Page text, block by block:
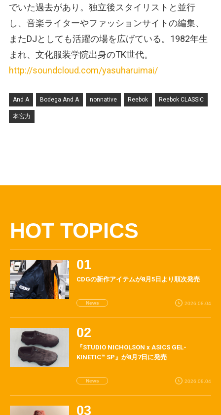
でいた過去があり。独立後スタイリストと並行
し、音楽ライターやファッションサイトの編集、
またDJとしても活躍の場を広げている。1982年生
まれ、文化服装学院出身のTK世代。
http://soundcloud.com/yasuharuimai/
And A Bodega And A nonnative Reebok Reebok CLASSIC
本宮力
HOT TOPICS
CDGの新作アイテムが8月5日より順次発売
News 2026.08.04
『STUDIO NICHOLSON x ASICS GEL-
KINETIC™ SP』が8月7日に発売
News 2026.08.04